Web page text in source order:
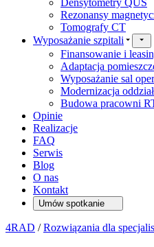
Densytometry QUS
Rezonansy
Tomografy CT
Wyposażanie szpitali
Finansowanie i
Adaptacja
Wyposażanie sal
Modernizacja
Budowa pracowni
Opinie
Realizacje
FAQ
Serwis
Blog
O nas
Kontakt
Umów spotkanie
4RAD /Rozwiązania dla